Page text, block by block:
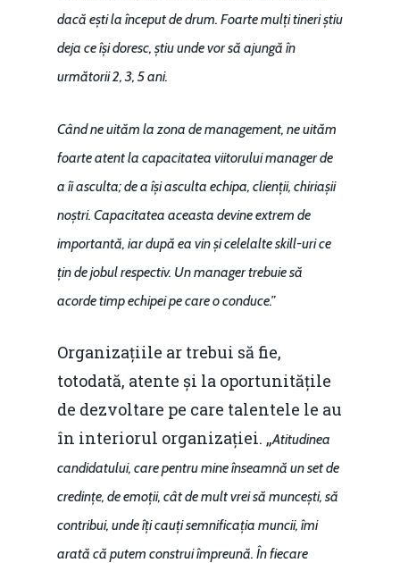
dacă ești la început de drum. Foarte mulți tineri știu
deja ce își doresc, știu unde vor să ajungă în
următorii 2, 3, 5 ani.
Când ne uităm la zona de management, ne uităm
foarte atent la capacitatea viitorului manager de
a îi asculta; de a își asculta echipa, clienții, chiriașii
noștri. Capacitatea aceasta devine extrem de
importantă, iar după ea vin și celelalte skill-uri ce
țin de jobul respectiv. Un manager trebuie să
acorde timp echipei pe care o conduce.”
Organizațiile ar trebui să fie,
totodată, atente și la oportunitățile
de dezvoltare pe care talentele le au
în interiorul organizației. „Atitudinea
candidatului, care pentru mine înseamnă un set de
credințe, de emoții, cât de mult vrei să muncești, să
contribui, unde îți cauți semnificația muncii, îmi
arată că putem construi împreună. În fiecare